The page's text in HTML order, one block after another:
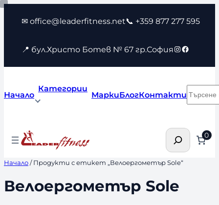
Към
съдържанието
✉ office@leaderfitness.net📞 +359 877 277 595
📍 бул.Христо Ботев № 67 гр.София Instagram
Facebook
Начало
Категории
МаркиБлогКонтакти
Търсене 0
Начало/ Продукти с етикет „Велоергометър Sole“
Велоергометър Sole